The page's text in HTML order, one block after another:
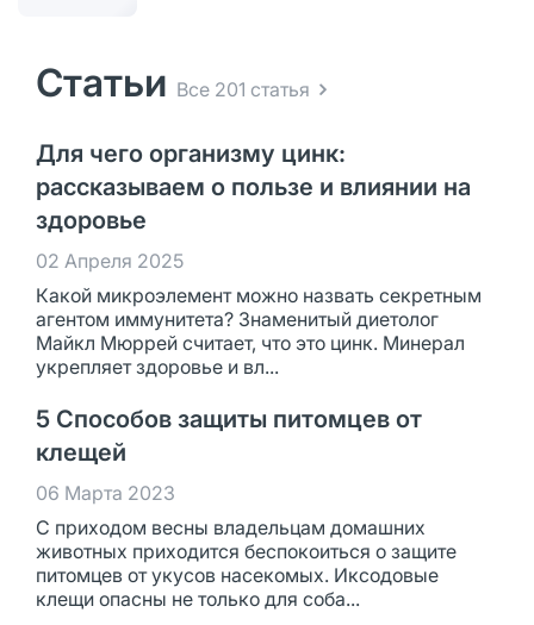
Статьи Все 201 статья
Для чего организму цинк:
рассказываем о пользе и влиянии на
здоровье
02 Апреля 2025
Какой микроэлемент можно назвать секретным
агентом иммунитета? Знаменитый диетолог
Майкл Мюррей считает, что это цинк. Минерал
укрепляет здоровье и вл...
5 Способов защиты питомцев от
клещей
06 Марта 2023
С приходом весны владельцам домашних
животных приходится беспокоиться о защите
питомцев от укусов насекомых. Иксодовые
клещи опасны не только для соба...